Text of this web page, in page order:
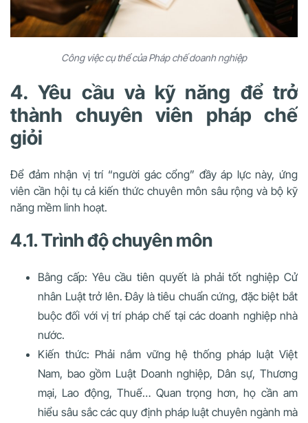
Công việc cụ thể của Pháp chế doanh nghiệp
4. Yêu cầu và kỹ năng để trở
thành chuyên viên pháp chế
giỏi
Để đảm nhận vị trí “người gác cổng” đầy áp lực này, ứng
viên cần hội tụ cả kiến thức chuyên môn sâu rộng và bộ kỹ
năng mềm linh hoạt.
4.1. Trình độ chuyên môn
Bằng cấp: Yêu cầu tiên quyết là phải tốt nghiệp Cử
nhân Luật trở lên. Đây là tiêu chuẩn cứng, đặc biệt bắt
buộc đối với vị trí pháp chế tại các doanh nghiệp nhà
nước.
Kiến thức: Phải nắm vững hệ thống pháp luật Việt
Nam, bao gồm Luật Doanh nghiệp, Dân sự, Thương
mại, Lao động, Thuế… Quan trọng hơn, họ cần am
hiểu sâu sắc các quy định pháp luật chuyên ngành mà